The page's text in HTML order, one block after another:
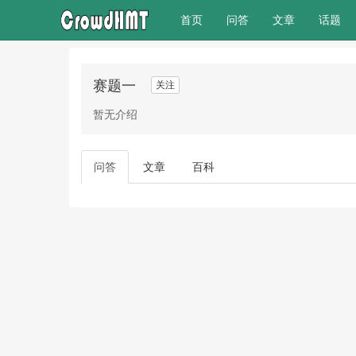
首页(current)
问答 文章 话题
赛题一 关注
暂无介绍
问答 文章 百科